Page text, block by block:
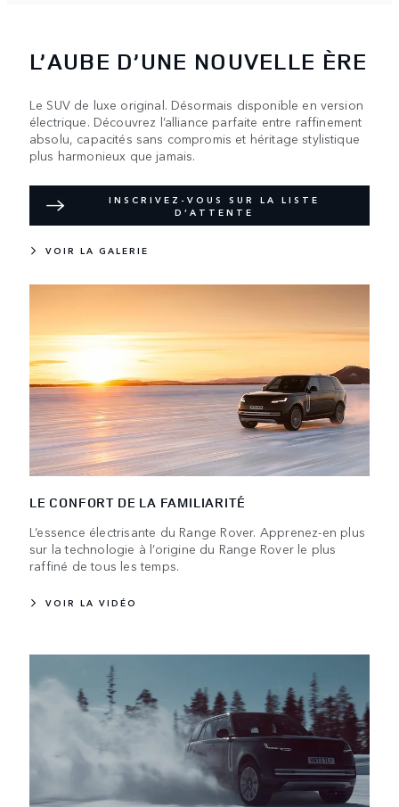
L’AUBE D’UNE NOUVELLE ÈRE
Le SUV de luxe original. Désormais disponible en version
électrique. Découvrez l’alliance parfaite entre raffinement
absolu, capacités sans compromis et héritage stylistique
plus harmonieux que jamais.
INSCRIVEZ-VOUS SUR LA LISTE
D’ATTENTE
VOIR LA GALERIE
LE CONFORT DE LA FAMILIARITÉ
L’essence électrisante du Range Rover. Apprenez-en plus
sur la technologie à l’origine du Range Rover le plus
raffiné de tous les temps.
VOIR LA VIDÉO